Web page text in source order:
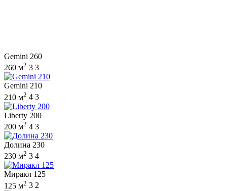
Gemini 260
260 м2 3 3
Gemini 210
210 м2 4 3
Liberty 200
200 м2 4 3
Долина 230
230 м2 3 4
Миракл 125
125 м2 3 2